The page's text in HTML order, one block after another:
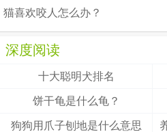
猫喜欢咬人怎么办？
深度阅读
十大聪明犬排名
饼干龟是什么龟？
狗狗用爪子刨地是什么意思